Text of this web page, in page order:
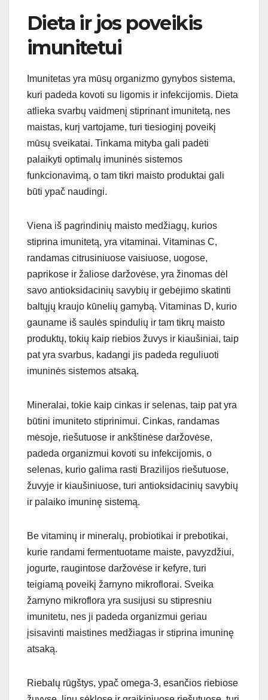
Dieta ir jos poveikis
imunitetui
Imunitetas yra mūsų organizmo gynybos sistema,
kuri padeda kovoti su ligomis ir infekcijomis. Dieta
atlieka svarbų vaidmenį stiprinant imunitetą, nes
maistas, kurį vartojame, turi tiesioginį poveikį
mūsų sveikatai. Tinkama mityba gali padėti
palaikyti optimalų imuninės sistemos
funkcionavimą, o tam tikri maisto produktai gali
būti ypač naudingi.
Viena iš pagrindinių maisto medžiagų, kurios
stiprina imunitetą, yra vitaminai. Vitaminas C,
randamas citrusiniuose vaisiuose, uogose,
paprikose ir žaliose daržovėse, yra žinomas dėl
savo antioksidacinių savybių ir gebėjimo skatinti
baltųjų kraujo kūnelių gamybą. Vitaminas D, kurio
gauname iš saulės spindulių ir tam tikrų maisto
produktų, tokių kaip riebios žuvys ir kiaušiniai, taip
pat yra svarbus, kadangi jis padeda reguliuoti
imuninės sistemos atsaką.
Mineralai, tokie kaip cinkas ir selenas, taip pat yra
būtini imuniteto stiprinimui. Cinkas, randamas
mėsoje, riešutuose ir ankštinėse daržovėse,
padeda organizmui kovoti su infekcijomis, o
selenas, kurio galima rasti Brazilijos riešutuose,
žuvyje ir kiaušiniuose, turi antioksidacinių savybių
ir palaiko imuninę sistemą.
Be vitaminų ir mineralų, probiotikai ir prebotikai,
kurie randami fermentuotame maiste, pavyzdžiui,
jogurte, raugintose daržovėse ir kefyre, turi
teigiamą poveikį žarnyno mikroflorai. Sveika
žarnyno mikroflora yra susijusi su stipresniu
imunitetu, nes ji padeda organizmui geriau
įsisavinti maistines medžiagas ir stiprina imuninę
atsaką.
Riebalų rūgštys, ypač omega-3, esančios riebiose